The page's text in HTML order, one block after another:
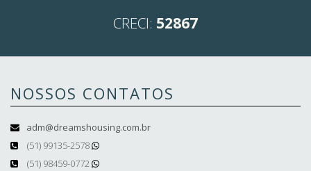
CRECI: 52867
NOSSOS CONTATOS
adm@dreamshousing.com.br
(51) 99135-2578
(51) 98459-0772